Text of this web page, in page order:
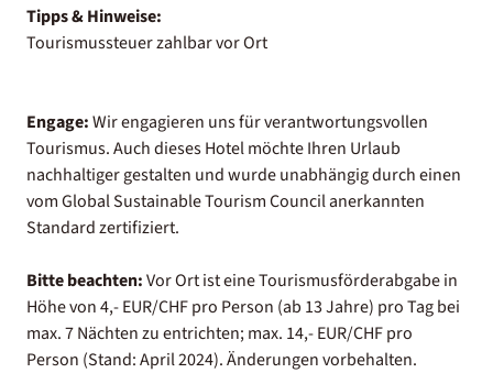
Tipps & Hinweise:
Tourismussteuer zahlbar vor Ort
Engage:Wir engagieren uns für verantwortungsvollen
Tourismus. Auch dieses Hotel möchte Ihren Urlaub
nachhaltiger gestalten und wurde unabhängig durch einen
vom Global Sustainable Tourism Council anerkannten
Standard zertifiziert.
Bitte beachten:Vor Ort ist eine Tourismusförderabgabe in
Höhe von 4,- EUR/CHF pro Person (ab 13 Jahre) pro Tag bei
max. 7 Nächten zu entrichten; max. 14,- EUR/CHF pro
Person (Stand: April 2024). Änderungen vorbehalten.